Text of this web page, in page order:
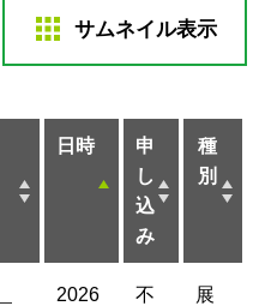
サムネイル表示
日時
申
し
込
み
種
別
2026
不
展